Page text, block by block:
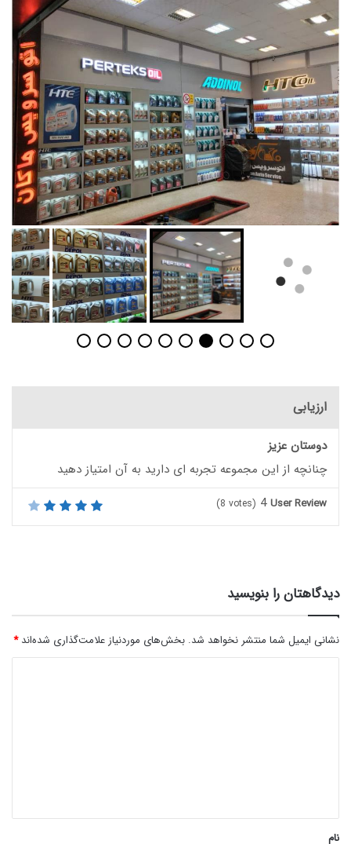
ارزیابی
دوستان عزیز
چنانچه از این مجموعه تجربه ای دارید به آن امتیاز دهید
User Review
4
(8 votes)
دیدگاهتان را بنویسید
نشانی ایمیل شما منتشر نخواهد شد. بخش‌های موردنیاز علامت‌گذاری شده‌اند*
نام